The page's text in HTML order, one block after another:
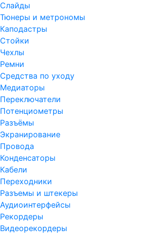
Слайды
Тюнеры и метрономы
Каподастры
Стойки
Чехлы
Ремни
Средства по уходу
Медиаторы
Переключатели
Потенциометры
Разъёмы
Экранирование
Провода
Конденсаторы
Кабели
Переходники
Разъемы и штекеры
Аудиоинтерфейсы
Рекордеры
Видеорекордеры